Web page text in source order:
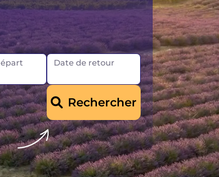
Date de retour
Rechercher